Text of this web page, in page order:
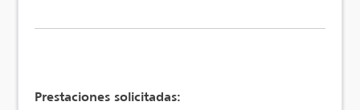
Prestaciones solicitadas: